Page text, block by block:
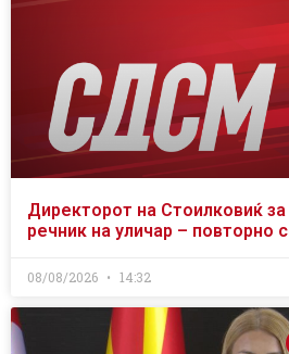
Директорот на Стоилковиќ
речник на уличар – повторно
08/08/2026 14:32